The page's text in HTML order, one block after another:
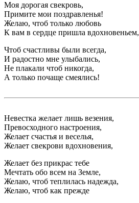
Моя дорогая свекровь,
Примите мои поздравленья!
Желаю, чтоб только любовь
К вам в сердце пришла вдохновеньем,
Чтоб счастливы были всегда,
И радостно мне улыбались,
Не плакали чтоб никогда,
А только почаще смеялись!
Невестка желает лишь везения,
Превосходного настроения,
Желает счастья и веселья,
Желает свекрови вдохновения,
Желает без прикрас тебе
Мечтать обо всем на Земле,
Желаю, чтоб теплилась надежда,
Желаю, чтоб как прежде